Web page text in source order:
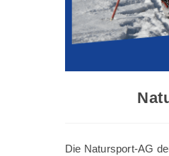
Die Natursport-AG